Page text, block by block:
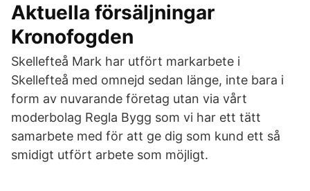
Aktuella försäljningar
Kronofogden
Skellefteå Mark har utfört markarbete i
Skellefteå med omnejd sedan länge, inte bara i
form av nuvarande företag utan via vårt
moderbolag Regla Bygg som vi har ett tätt
samarbete med för att ge dig som kund ett så
smidigt utfört arbete som möjligt.